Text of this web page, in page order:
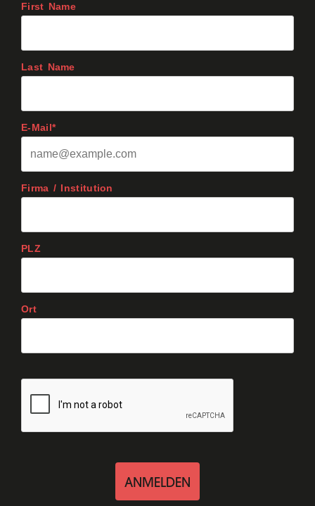
First Name
Last Name
E-Mail*
Firma / Institution
PLZ
Ort
ANMELDEN